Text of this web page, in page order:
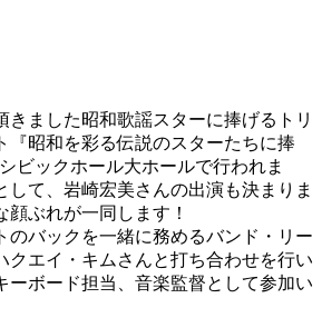
きました昭和歌謡スターに捧げるトリ
『昭和を彩る伝説のスターたちに捧
ビックホール大ホールで行われま
して、岩崎宏美さんの出演も決まりま
顔ぶれが一同します！
のバックを一緒に務めるバンド・リー
クエイ・キムさんと打ち合わせを行い
ーボード担当、音楽監督として参加い